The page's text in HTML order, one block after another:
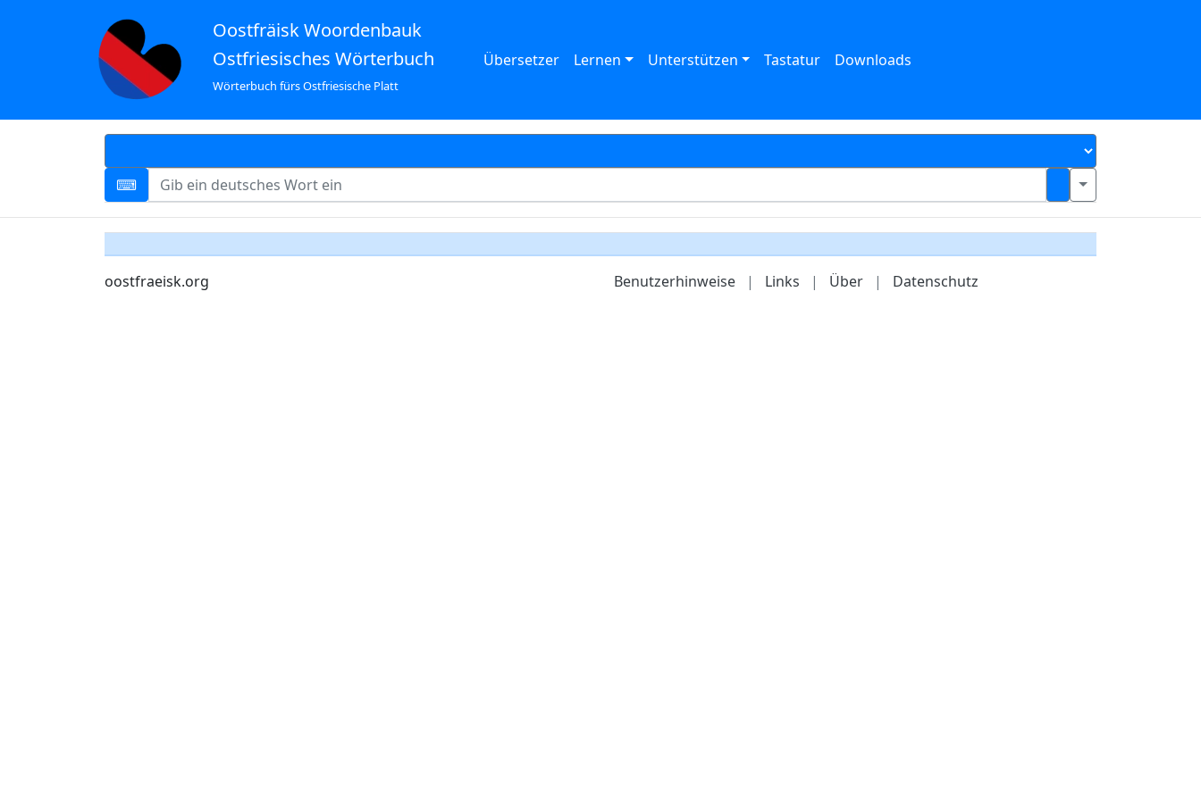
Oostfräisk Woordenbauk
Ostfriesisches Wörterbuch
Wörterbuch fürs Ostfriesische Platt
Übersetzer Lernen Unterstützen Tastatur Downloads
oostfraeisk.org Benutzerhinweise | Links | Über | Datenschutz